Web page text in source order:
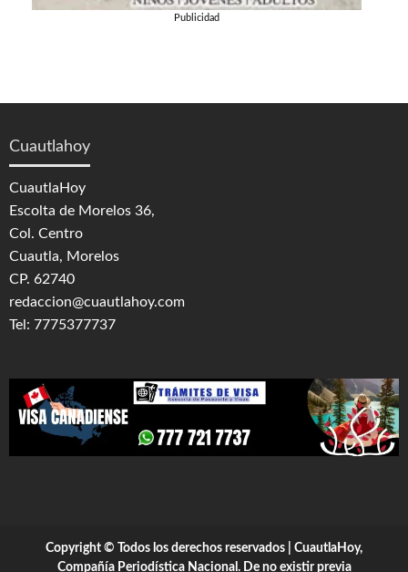
Publicidad
Cuautlahoy
CuautlaHoy
Escolta de Morelos 36,
Col. Centro
Cuautla, Morelos
CP. 62740
redaccion@cuautlahoy.com
Tel: 7775377737
Copyright © Todos los derechos reservados | CuautlaHoy,
Compañía Periodística Nacional. De no existir previa